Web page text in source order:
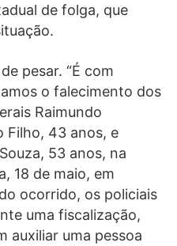
de folga, que
pesar. “É com
o falecimento dos
Raimundo
Filho, 43 anos, e
53 anos, na
18 de maio, em
ocorrido, os policiais
uma fiscalização,
auxiliar uma pessoa